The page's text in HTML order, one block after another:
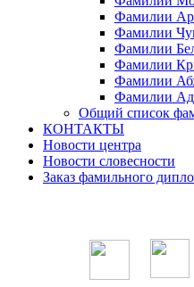
Фамилии
Фамилии
Фамилии
Фамилии
Фамилии
Фамилии
Общий список
КОНТАКТЫ
Новости центра
Новости словесности
Заказ фамильного